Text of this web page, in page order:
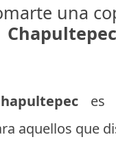
una
Chapultepec
es
aquellos que